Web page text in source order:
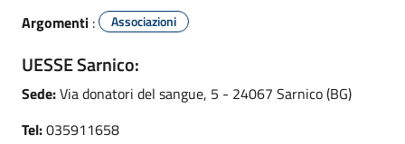
Argomenti : Associazioni
UESSE Sarnico:
Sede:Via donatori del sangue, 5 - 24067 Sarnico (BG)
Tel:035911658